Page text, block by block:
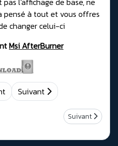
pensé à tout et vous offres
changer celui-ci
Msi AfterBurner
Suivant
installer Windows 10 proprement
Article suivant
Suivant